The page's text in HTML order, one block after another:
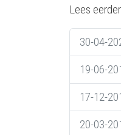
Lees
30-04-
19-06-
17-12-
20-03-